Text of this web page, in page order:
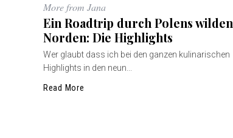
More from Jana
Ein Roadtrip durch Polens wilden
Norden: Die Highlights
Wer glaubt dass ich bei den ganzen kulinarischen
Highlights in den neun...
Read More